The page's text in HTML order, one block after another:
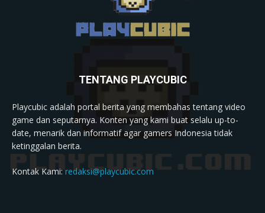
TENTANG PLAYCUBIC
Playcubic adalah portal berita yang membahas tentang video
game dan seputarnya. Konten yang kami buat selalu up-to-
date, menarik dan informatif agar gamers Indonesia tidak
ketinggalan berita.
Kontak Kami:redaksi@playcubic.com